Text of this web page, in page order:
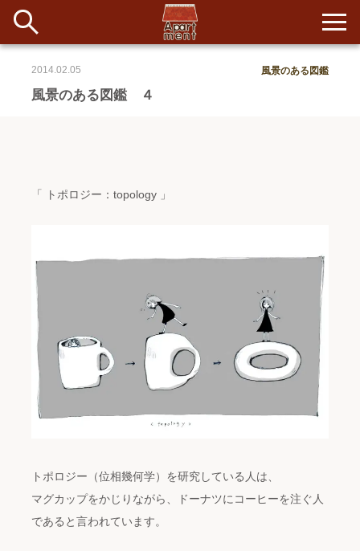
#イベント #インド #エッセイ #ボツ #マルシェ
#旅
#音楽
イベント&ショップ
アパートメントについて
寄付について
風景のある図鑑 ４
2014.02.05 風景のある図鑑
「 トポロジー：topology 」
トポロジー（位相幾何学）を研究している人は、
マグカップをかじりながら、ドーナツにコーヒーを注ぐ人
であると言われています。